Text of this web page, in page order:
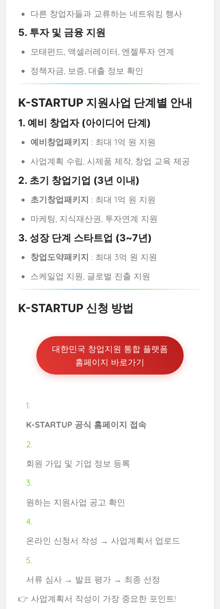
다른 창업자들과 교류하는 네트워킹 행사
5. 투자 및 금융 지원
모태펀드, 액셀러레이터, 엔젤투자 연계
정책자금, 보증, 대출 정보 확인
K-STARTUP 지원사업 단계별 안내
1. 예비 창업자 (아이디어 단계)
예비창업패키지 : 최대 1억 원 지원
사업계획 수립, 시제품 제작, 창업 교육 제공
2. 초기 창업기업 (3년 이내)
초기창업패키지 : 최대 1억 원 지원
마케팅, 지식재산권, 투자연계 지원
3. 성장 단계 스타트업 (3~7년)
창업도약패키지 : 최대 3억 원 지원
스케일업 지원, 글로벌 진출 지원
K-STARTUP 신청 방법
대한민국 창업지원 통합 플랫폼
홈페이지 바로가기
K-STARTUP 공식 홈페이지 접속
회원 가입 및 기업 정보 등록
원하는 지원사업 공고 확인
온라인 신청서 작성 → 사업계획서 업로드
서류 심사 → 발표 평가 → 최종 선정
👉 사업계획서 작성이 가장 중요한 포인트!